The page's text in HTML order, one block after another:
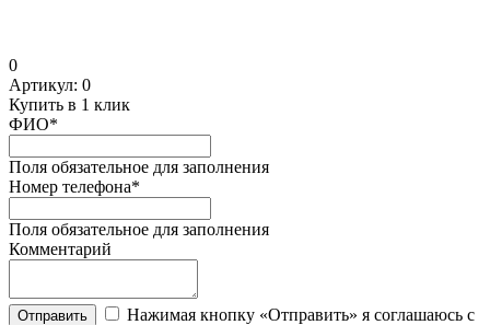
0
Артикул: 0
Купить в 1 клик
ФИО*
Поля обязательное для заполнения
Номер телефона*
Поля обязательное для заполнения
Комментарий
Отправить
Нажимая кнопку «Отправить» я соглашаюсь с